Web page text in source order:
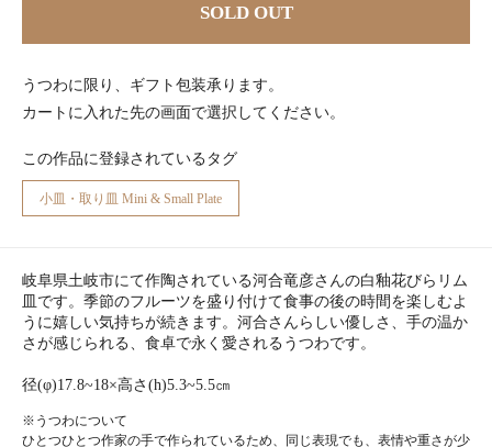
SOLD OUT
うつわに限り、ギフト包装承ります。
カートに入れた先の画面で選択してください。
この作品に登録されているタグ
小皿・取り皿 Mini & Small Plate
岐阜県土岐市にて作陶されている河合竜彦さんの白釉花びらリム
皿です。季節のフルーツを盛り付けて食事の後の時間を楽しむよ
うに嬉しい気持ちが続きます。河合さんらしい優しさ、手の温か
さが感じられる、食卓で永く愛されるうつわです。
径(φ)17.8~18×高さ(h)5.3~5.5㎝
※うつわについて
ひとつひとつ作家の手で作られているため、同じ表現でも、表情や重さが少